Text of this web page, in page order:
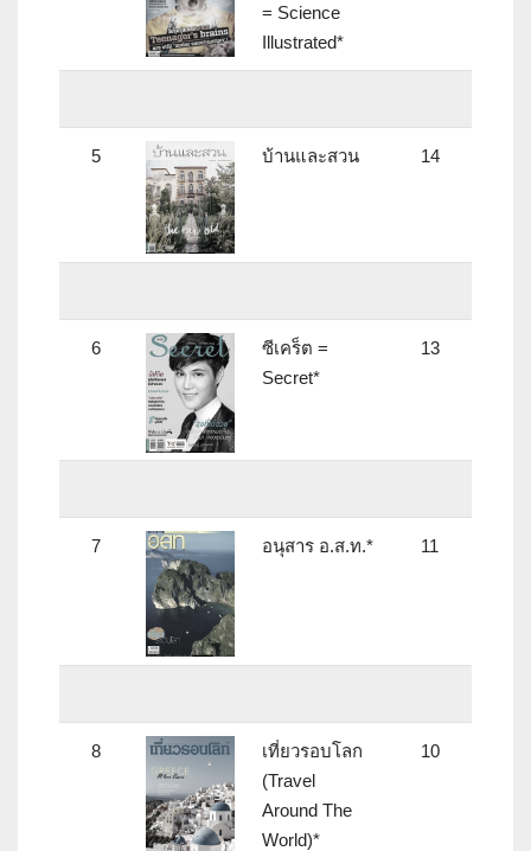
= Science
Illustrated*
5 บ้านและสวน 14
6
ซีเคร็ต =
Secret*
13
7 อนุสาร อ.ส.ท.* 11
8
เที่ยวรอบโลก
(Travel
Around The
World)*
10